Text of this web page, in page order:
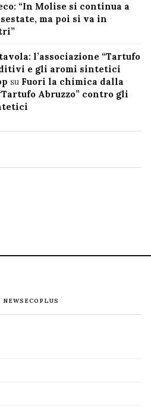
“In Molise si continua a
ma poi si va in
l’associazione “Tartufo
e gli aromi sintetici
su Fuori la chimica dalla
Abruzzo” contro gli
NEWS ECOPLUS